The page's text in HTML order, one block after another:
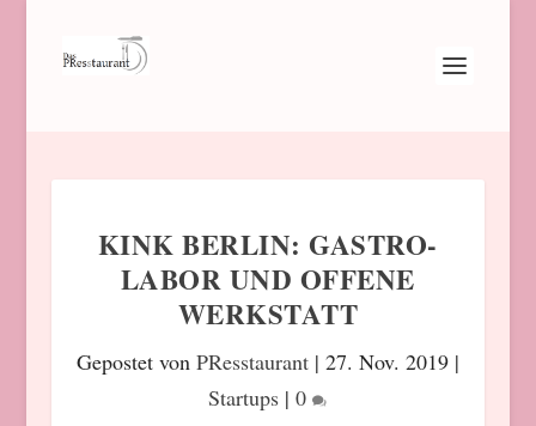
KINK BERLIN: GASTRO-
LABOR UND OFFENE
WERKSTATT
Gepostet von PResstaurant| 27. Nov. 2019|
Startups |0